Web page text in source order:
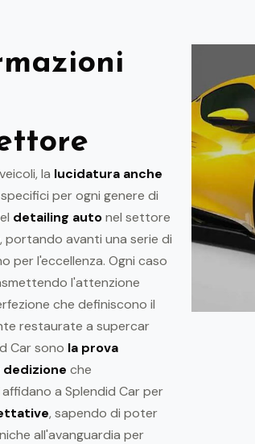
la lucidatura anche
per ogni genere di
detailing autonel settore
portando avanti una serie di
per l'eccellenza. Ogni caso
l'attenzione
che definiscono il
restaurate a supercar
Car sono la prova
che
a Splendid Car per
, sapendo di poter
all'avanguardia per